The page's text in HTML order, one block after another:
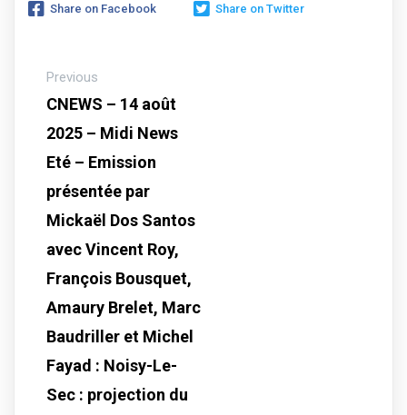
Share on Facebook Share on Twitter
Previous
CNEWS – 14 août
2025 – Midi News
Eté – Emission
présentée par
Mickaël Dos Santos
avec Vincent Roy,
François Bousquet,
Amaury Brelet, Marc
Baudriller et Michel
Fayad : Noisy-Le-
Sec : projection du